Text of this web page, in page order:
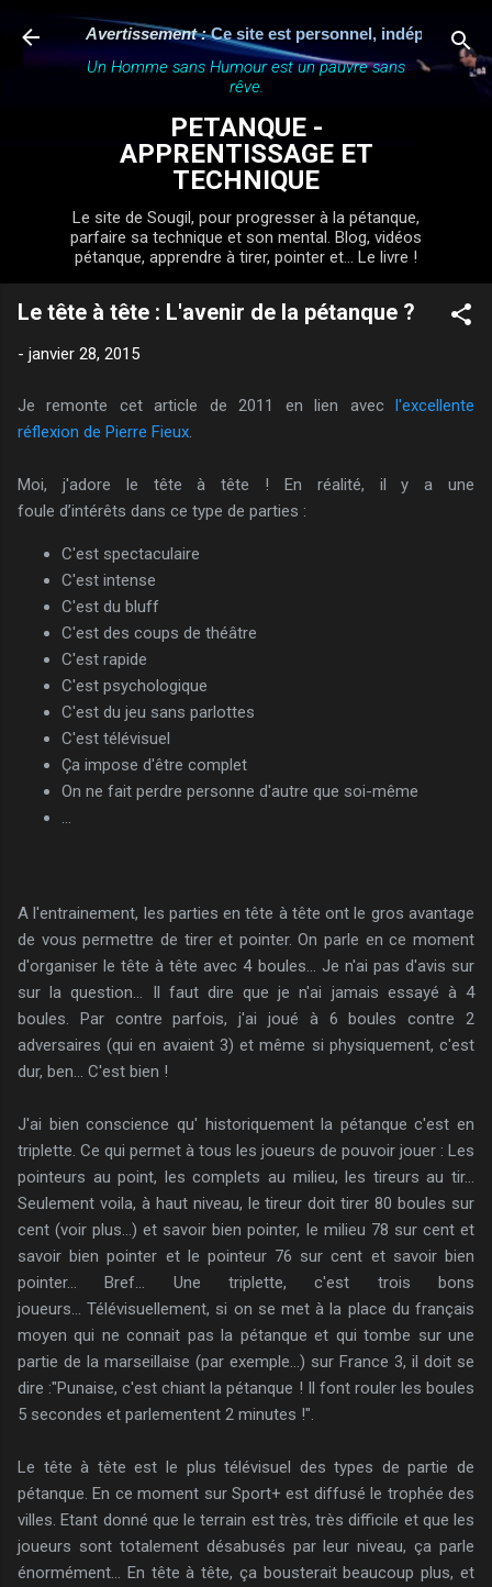
Accéder au contenu principal
Avertissement : Ce site est personnel, indépendant et
Un Homme sans Humour est un pauvre sans
rêve.
PETANQUE -
APPRENTISSAGE ET
TECHNIQUE
Le site de Sougil, pour progresser à la pétanque,
parfaire sa technique et son mental. Blog, vidéos
pétanque, apprendre à tirer, pointer et... Le livre !
Le tête à tête : L'avenir de la pétanque ?
- janvier 28, 2015
Je remonte cet article de 2011 en lien avec l'excellente
réflexion de Pierre Fieux
Moi, j'adore le tête à tête ! En réalité, il y a une
foule d’intérêts dans ce type de parties :
C'est spectaculaire
C'est intense
C'est du bluff
C'est des coups de théâtre
C'est rapide
C'est psychologique
C'est du jeu sans parlottes
C'est télévisuel
Ça impose d'être complet
On ne fait perdre personne d'autre que soi-même
A l'entrainement, les parties en tête à tête ont le gros avantage
de vous permettre de tirer et pointer. On parle en ce moment
d'organiser le tête à tête avec 4 boules... Je n'ai pas d'avis sur
sur la question... Il faut dire que je n'ai jamais essayé à 4
boules. Par contre parfois, j'ai joué à 6 boules contre 2
adversaires (qui en avaient 3) et même si physiquement, c'est
dur, ben... C'est bien !
J'ai bien conscience qu' historiquement la pétanque c'est en
triplette. Ce qui permet à tous les joueurs de pouvoir jouer : Les
pointeurs au point, les complets au milieu, les tireurs au tir...
Seulement voila, à haut niveau, le tireur doit tirer 80 boules sur
cent (voir plus...) et savoir bien pointer, le milieu 78 sur cent et
savoir bien pointer et le pointeur 76 sur cent et savoir bien
pointer... Bref... Une triplette, c'est trois bons
joueurs... Télévisuellement, si on se met à la place du français
moyen qui ne connait pas la pétanque et qui tombe sur une
partie de la marseillaise (par exemple...) sur France 3, il doit se
dire :"Punaise, c'est chiant la pétanque ! Il font rouler les boules
5 secondes et parlementent 2 minutes !".
Le tête à tête est le plus télévisuel des types de partie de
pétanque. En ce moment sur Sport+ est diffusé le trophée des
villes. Etant donné que le terrain est très, très difficile et que les
joueurs sont totalement désabusés par leur niveau, ça parle
énormément... En tête à tête, ça bousterait beaucoup plus, et